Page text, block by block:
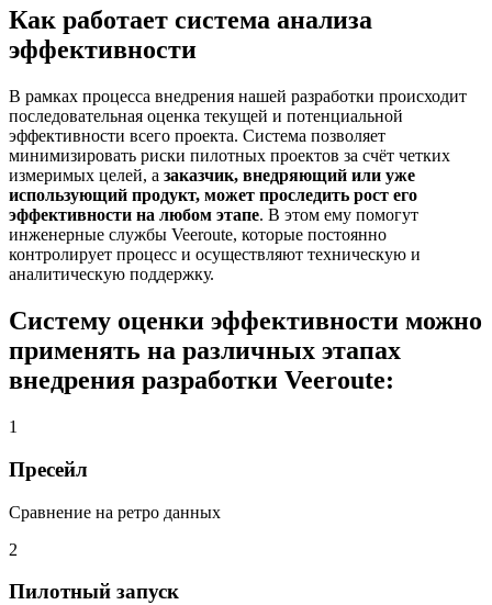
Как работает система анализа
эффективности
В рамках процесса внедрения нашей разработки происходит
последовательная оценка текущей и потенциальной
эффективности всего проекта. Система позволяет
минимизировать риски пилотных проектов за счёт четких
измеримых целей, а заказчик, внедряющий или уже
использующий продукт, может проследить рост его
эффективности на любом этапе. В этом ему помогут
инженерные службы Veeroute, которые постоянно
контролирует процесс и осуществляют техническую и
аналитическую поддержку.
Систему оценки эффективности можно
применять на различных этапах
внедрения разработки Veeroute:
1
Пресейл
Сравнение на ретро данных
2
Пилотный запуск